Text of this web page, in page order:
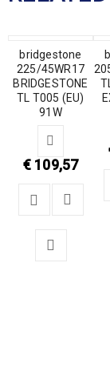
bridgestone
225/45WR17
BRIDGESTONE
TL T005 (EU)
91W
€109,57